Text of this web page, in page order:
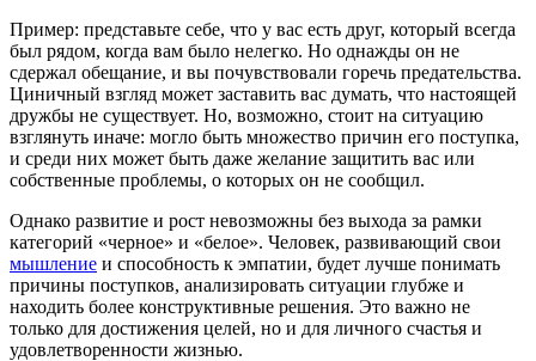
Пример: представьте себе, что у вас есть друг, который всегда
был рядом, когда вам было нелегко. Но однажды он не
сдержал обещание, и вы почувствовали горечь предательства.
Циничный взгляд может заставить вас думать, что настоящей
дружбы не существует. Но, возможно, стоит на ситуацию
взглянуть иначе: могло быть множество причин его поступка,
и среди них может быть даже желание защитить вас или
собственные проблемы, о которых он не сообщил.
Однако развитие и рост невозможны без выхода за рамки
категорий «черное» и «белое». Человек, развивающий свои
мышление и способность к эмпатии, будет лучше понимать
причины поступков, анализировать ситуации глубже и
находить более конструктивные решения. Это важно не
только для достижения целей, но и для личного счастья и
удовлетворенности жизнью.